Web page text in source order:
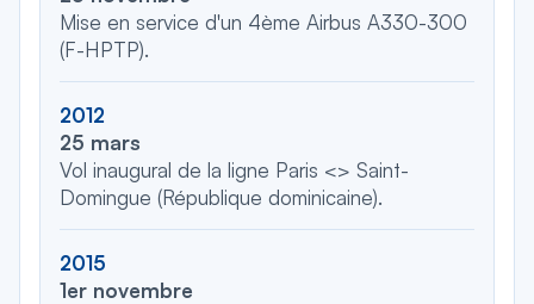
Mise en service d'un 4ème Airbus A330-300
(F-HPTP).
2012
25 mars
Vol inaugural de la ligne Paris <> Saint-
Domingue (République dominicaine).
2015
1er novembre